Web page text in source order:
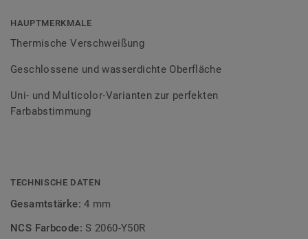
Bodenbelagssortiment abgestimmt. Durch die Verwendung
von Kontrastfarben lassen sich auch besondere
HAUPTMERKMALE
Thermische Verschweißung
Geschlossene und wasserdichte Oberfläche
Uni- und Multicolor-Varianten zur perfekten
Farbabstimmung
TECHNISCHE DATEN
Gesamtstärke:4 mm
NCS Farbcode:S 2060-Y50R